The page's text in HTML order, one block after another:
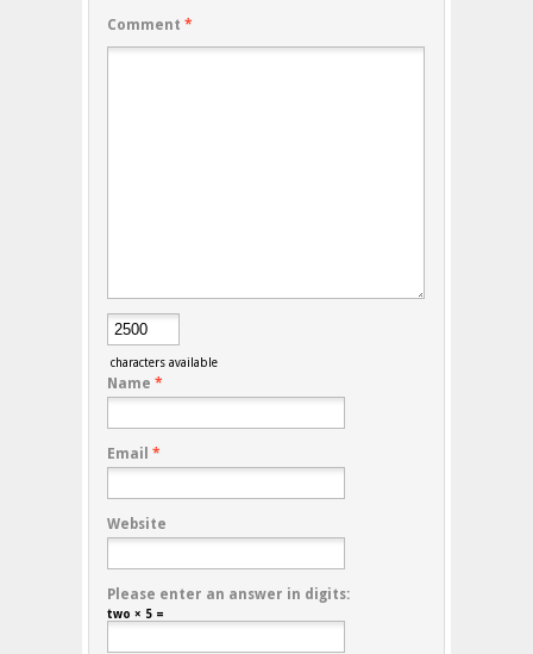
Comment *
characters available
Name *
Email *
Website
Please enter an answer in digits:
two × 5 =